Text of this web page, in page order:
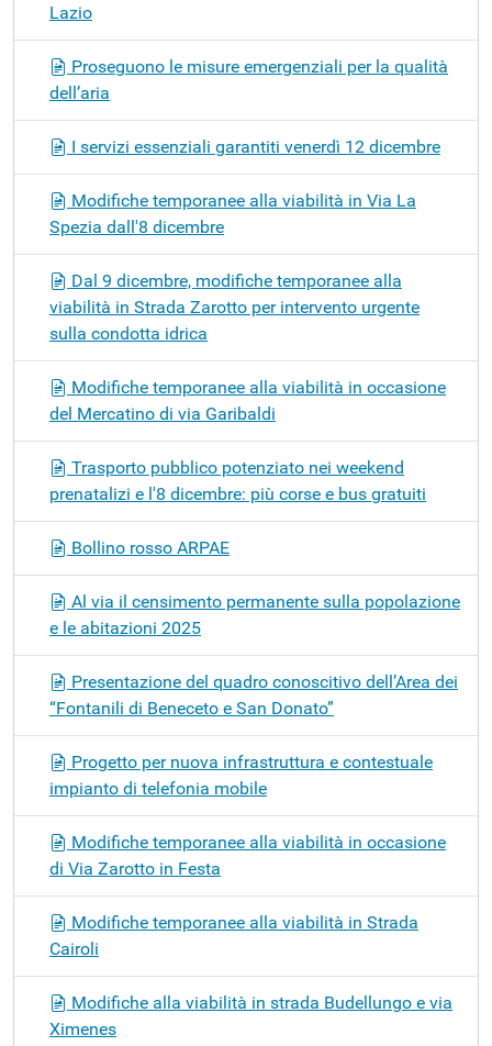
Lazio
Proseguono le misure emergenziali per la qualità
dell’aria
I servizi essenziali garantiti venerdì 12 dicembre
Modifiche temporanee alla viabilità in Via La
Spezia dall'8 dicembre
Dal 9 dicembre, modifiche temporanee alla
viabilità in Strada Zarotto per intervento urgente
sulla condotta idrica
Modifiche temporanee alla viabilità in occasione
del Mercatino di via Garibaldi
Trasporto pubblico potenziato nei weekend
prenatalizi e l'8 dicembre: più corse e bus gratuiti
Bollino rosso ARPAE
Al via il censimento permanente sulla popolazione
e le abitazioni 2025
Presentazione del quadro conoscitivo dell’Area dei
“Fontanili di Beneceto e San Donato”
Progetto per nuova infrastruttura e contestuale
impianto di telefonia mobile
Modifiche temporanee alla viabilità in occasione
di Via Zarotto in Festa
Modifiche temporanee alla viabilità in Strada
Cairoli
Modifiche alla viabilità in strada Budellungo e via
Ximenes